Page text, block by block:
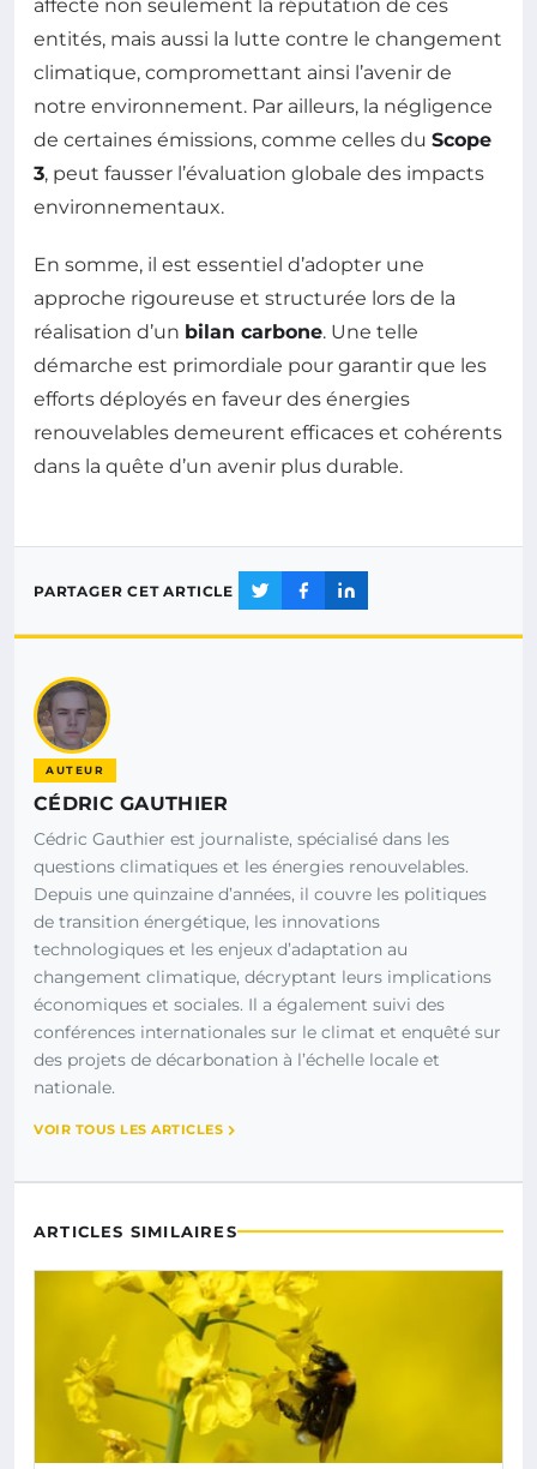
affecte non seulement la réputation de ces
entités, mais aussi la lutte contre le changement
climatique, compromettant ainsi l’avenir de
notre environnement. Par ailleurs, la négligence
de certaines émissions, comme celles du Scope
3, peut fausser l’évaluation globale des impacts
environnementaux.
En somme, il est essentiel d’adopter une
approche rigoureuse et structurée lors de la
réalisation d’un bilan carbone. Une telle
démarche est primordiale pour garantir que les
efforts déployés en faveur des énergies
renouvelables demeurent efficaces et cohérents
dans la quête d’un avenir plus durable.
PARTAGER CET ARTICLE
AUTEUR
CÉDRIC GAUTHIER
Cédric Gauthier est journaliste, spécialisé dans les
questions climatiques et les énergies renouvelables.
Depuis une quinzaine d’années, il couvre les politiques
de transition énergétique, les innovations
technologiques et les enjeux d’adaptation au
changement climatique, décryptant leurs implications
économiques et sociales. Il a également suivi des
conférences internationales sur le climat et enquêté sur
des projets de décarbonation à l’échelle locale et
nationale.
VOIR TOUS LES ARTICLES
ARTICLES SIMILAIRES